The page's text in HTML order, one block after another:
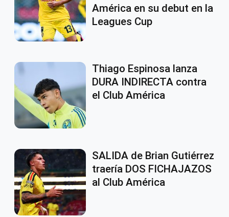
América en su debut en la
Leagues Cup
Thiago Espinosa lanza
DURA INDIRECTA contra
el Club América
SALIDA de Brian Gutiérrez
traería DOS FICHAJAZOS
al Club América